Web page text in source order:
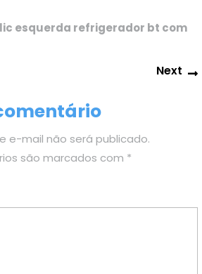
esquerda refrigerador bt com
Next
e-mail não será publicado.
são marcados com *